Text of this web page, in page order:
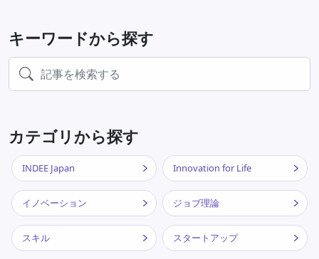
キーワードから探す
カテゴリから探す
INDEE Japan Innovation for Life
イノベーション ジョブ理論
スキル スタートアップ